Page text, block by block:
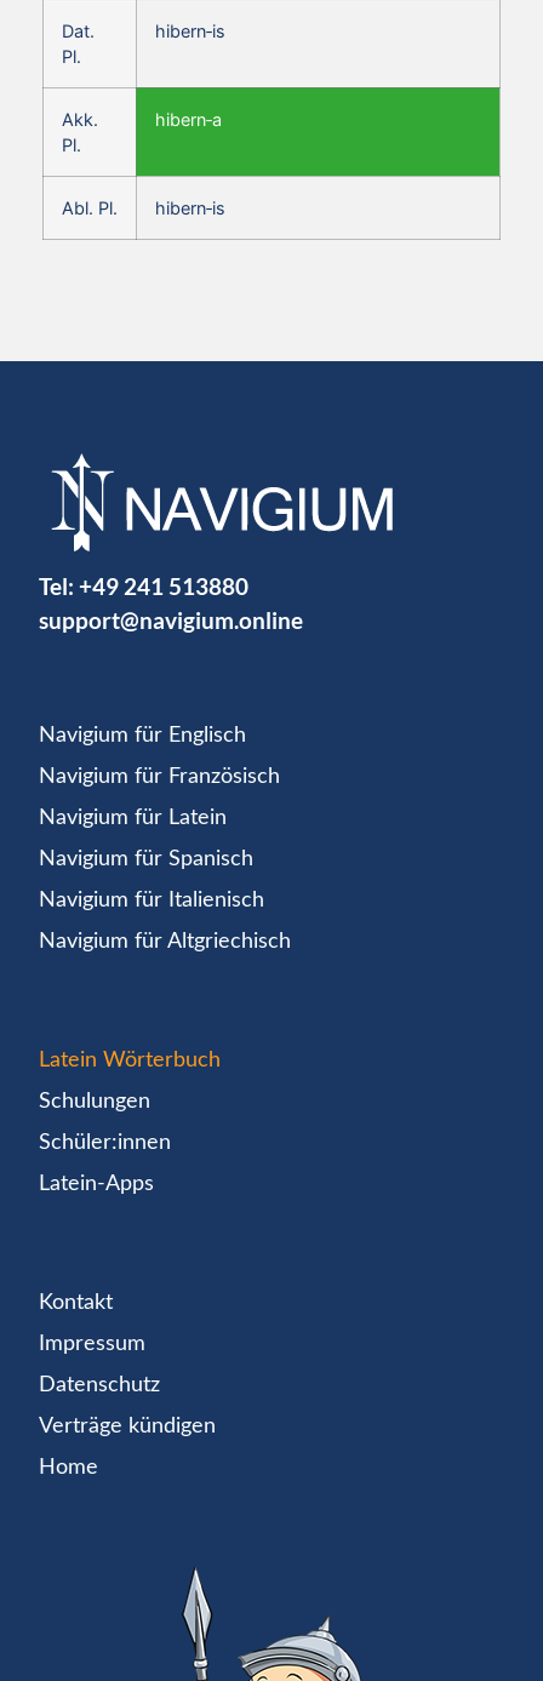
Dat.
Pl.
hibern‑is
Akk.
Pl.
hibern‑a
Abl. Pl. hibern‑is
Tel: +49 241 513880
support@navigium.online
Navigium für Englisch
Navigium für Französisch
Navigium für Latein
Navigium für Spanisch
Navigium für Italienisch
Navigium für Altgriechisch
Latein Wörterbuch
Schulungen
Schüler:innen
Latein-Apps
Kontakt
Impressum
Datenschutz
Verträge kündigen
Home